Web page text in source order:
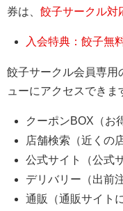
券は、 餃子サークル対
入会特典：餃子無
餃子サークル会員専用
ューにアクセスできま
クーポンBOX（お
店舗検索（近くの
公式サイト（公式
デリバリー（出前
通販（通販サイト